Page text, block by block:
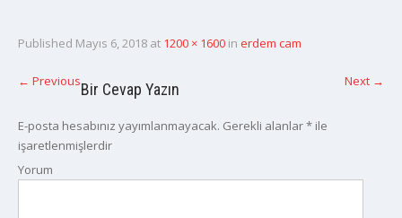
Published Mayıs 6, 2018 at 1200 × 1600 in erdem cam
← Previous Next →
Bir Cevap Yazın
E-posta hesabınız yayımlanmayacak. Gerekli alanlar* ile
işaretlenmişlerdir
Yorum